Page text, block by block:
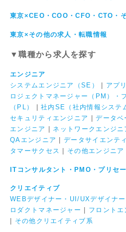
東京×CEO・COO・CFO・CTO・
東京×その他の求人・転職情報
▼職種から求人を探す
エンジニア
システムエンジニア（SE）
アプ
ロジェクトマネージャー（PM）・
（PL）
|社内SE（社内情報システ
セキュリティエンジニア
|データベ
エンジニア
ネットワークエンジニ
QAエンジニア
|データサイエンテ
タマーサクセス
その他エンジニア
ITコンサルタント・PMO・プリセ
クリエイティブ
WEBデザイナー・UI/UXデザイナー
ロダクトマネージャー
フロント
その他クリエイティブ系